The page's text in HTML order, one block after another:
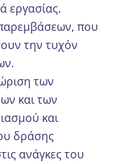
εργασίας.
που
την τυχόν
των
και των
και
δράσης
ανάγκες του